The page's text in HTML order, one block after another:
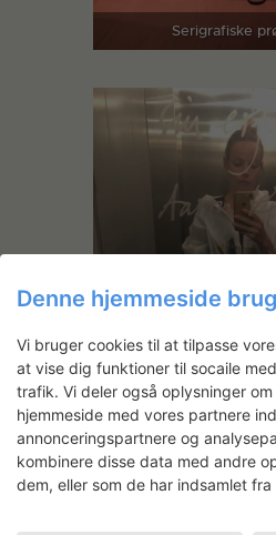
Serigrafiske
Iklædt kedeldragt
Denne hjemmeside
Vi bruger cookies til at tilpasse
at vise dig funktioner til socaile
trafik. Vi deler også oplysninger
hjemmeside med vores partnere
annonceringspartnere og
kombinere disse data med andre
dem, eller som de har indsamlet